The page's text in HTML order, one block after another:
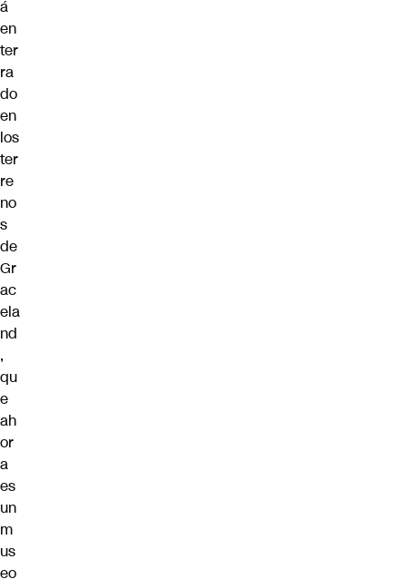
á
en
ter
ra
do
en
los
ter
re
no
s
de
Gr
ac
ela
nd
,
qu
e
ah
or
a
es
un
m
us
eo